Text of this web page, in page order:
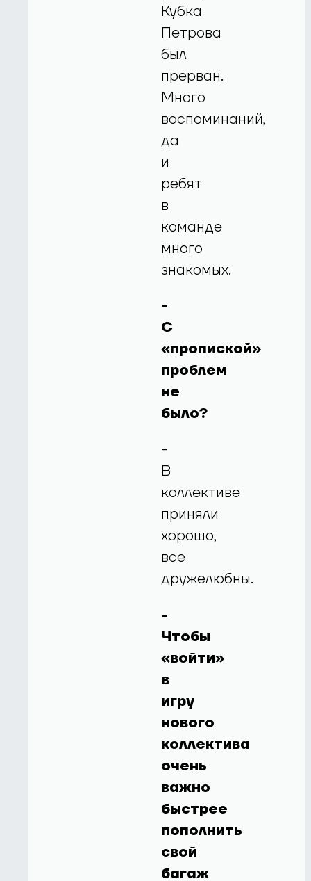
Кубка
Петрова
был
прерван.
Много
воспоминаний,
да
и
ребят
в
команде
много
знакомых.
-
С
«пропиской»
проблем
не
было?
-
В
коллективе
приняли
хорошо,
все
дружелюбны.
-
Чтобы
«войти»
в
игру
нового
коллектива
очень
важно
быстрее
пополнить
свой
багаж